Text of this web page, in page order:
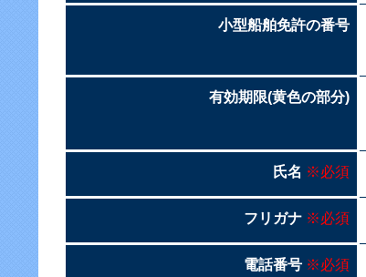
小型船舶免許の番号
有効期限(黄色の部分)
氏名 ※必須
フリガナ ※必須
電話番号 ※必須